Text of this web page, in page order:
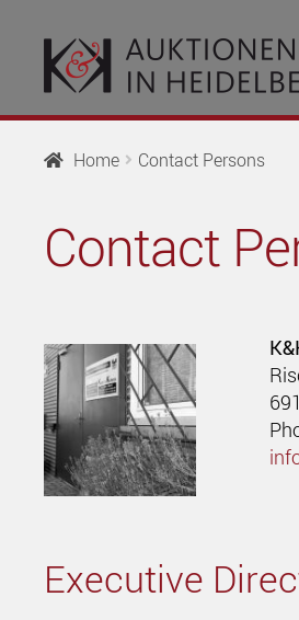
to
navigation
to
content
Home Contact Persons
Contact
Executive